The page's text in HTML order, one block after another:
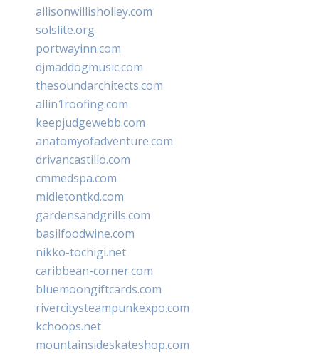
allisonwillisholley.com
solslite.org
portwayinn.com
djmaddogmusic.com
thesoundarchitects.com
allin1roofing.com
keepjudgewebb.com
anatomyofadventure.com
drivancastillo.com
cmmedspa.com
midletontkd.com
gardensandgrills.com
basilfoodwine.com
nikko-tochigi.net
caribbean-corner.com
bluemoongiftcards.com
rivercitysteampunkexpo.com
kchoops.net
mountainsideskateshop.com